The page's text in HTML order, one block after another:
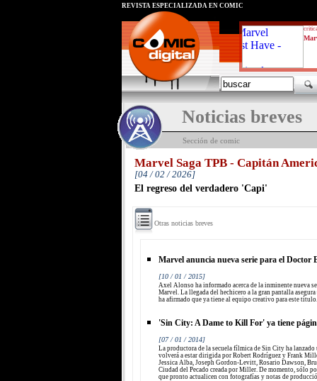
REVISTA ESPECIALIZADA EN CÓMIC
Noticias breves
Sección de comic
Marvel Saga TPB - Capitán
[04 / 02 / 2026]
El regreso del verdadero 'Capi'
Otras noticias breves
Marvel anuncia nueva serie para el Doctor
[10 / 01 / 2015]
Axel Alonso ha informado acerca de la inminente nueva
Marvel. La llegada del hechicero a la gran pantalla
ha afirmado que ya tiene al equipo creativo para este
'Sin City: A Dame to Kill For' ya tiene
[07 / 01 / 2014]
La productora de la secuela fílmica de Sin City ha
volverá a estar dirigida por Robert Rodríguez y Frank
Jessica Alba, Joseph Gordon-Levitt, Rosario Dawson,
Ciudad del Pecado creada por Miller. De momento, sólo
que pronto actualicen con fotografías y notas de